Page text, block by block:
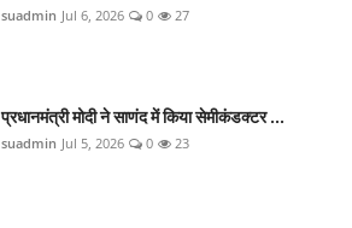
suadmin Jul 6, 2026 0 27
प्रधानमंत्री मोदी ने साणंद में किया सेमीकंडक्टर ...
suadmin Jul 5, 2026 0 23